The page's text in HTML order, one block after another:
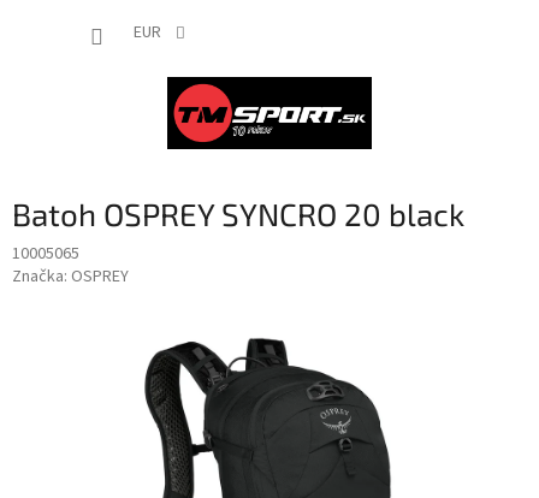
EUR
Batoh OSPREY SYNCRO 20 black
10005065
Značka: OSPREY